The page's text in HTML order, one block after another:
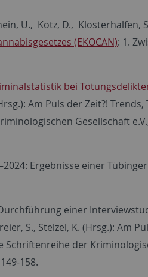
U., Kotz, D., Klosterhalfen,
(EKOCAN): 1.
bei
Am Puls der Zeit?!
Gesellschaft
Ergebnisse einer Tübinger
einer
S., Stelzel, K. (Hrsg.): Am
Schriftenreihe der
158.